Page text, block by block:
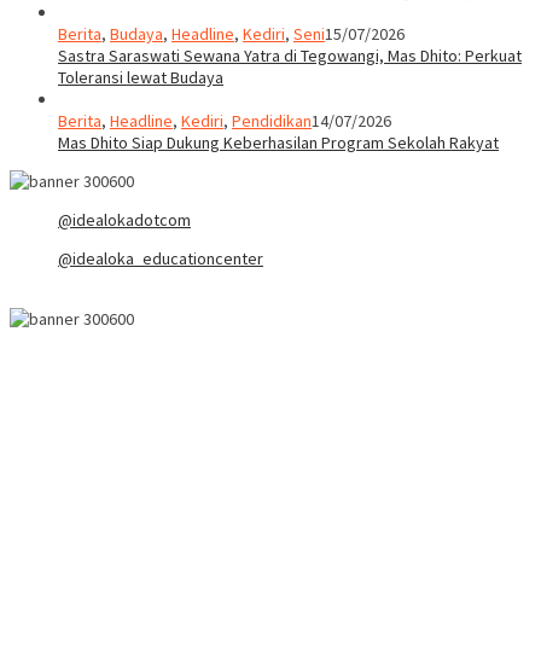
Berita, Budaya, Headline, Kediri, Seni15/07/2026
Sastra Saraswati Sewana Yatra di Tegowangi, Mas Dhito: Perkuat
Toleransi lewat Budaya
Berita, Headline, Kediri, Pendidikan14/07/2026
Mas Dhito Siap Dukung Keberhasilan Program Sekolah Rakyat
@idealokadotcom
@idealoka_educationcenter